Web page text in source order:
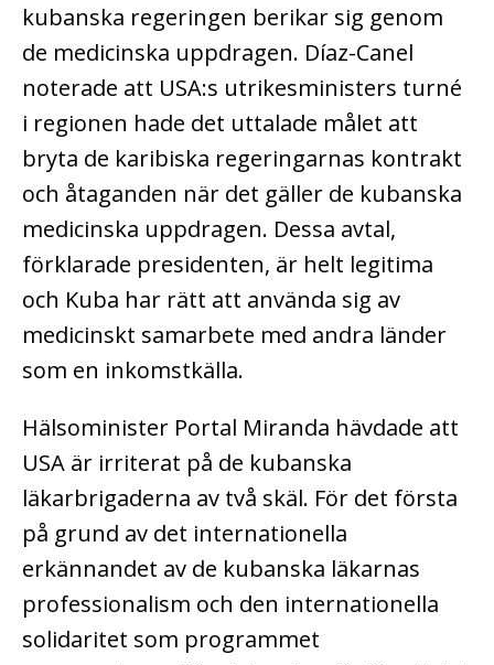
kubanska regeringen berikar sig genom
de medicinska uppdragen. Díaz-Canel
noterade att USA:s utrikesministers turné
i regionen hade det uttalade målet att
bryta de karibiska regeringarnas kontrakt
och åtaganden när det gäller de kubanska
medicinska uppdragen. Dessa avtal,
förklarade presidenten, är helt legitima
och Kuba har rätt att använda sig av
medicinskt samarbete med andra länder
som en inkomstkälla.
Hälsominister Portal Miranda hävdade att
USA är irriterat på de kubanska
läkarbrigaderna av två skäl. För det första
på grund av det internationella
erkännandet av de kubanska läkarnas
professionalism och den internationella
solidaritet som programmet